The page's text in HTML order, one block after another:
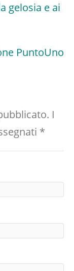
gelosia e ai
PuntoUno
I
*